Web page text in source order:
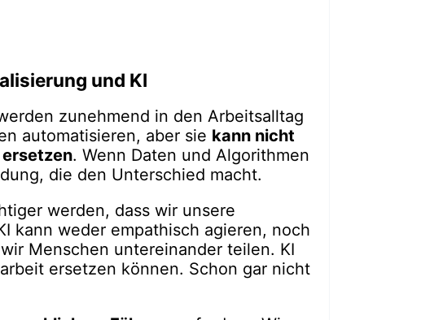
und KI
zunehmend in den Arbeitsalltag
automatisieren, aber sie kann nicht
. Wenn Daten und Algorithmen
die den Unterschied macht.
werden, dass wir unsere
kann weder empathisch agieren, noch
Menschen untereinander teilen. KI
ersetzen können. Schon gar nicht